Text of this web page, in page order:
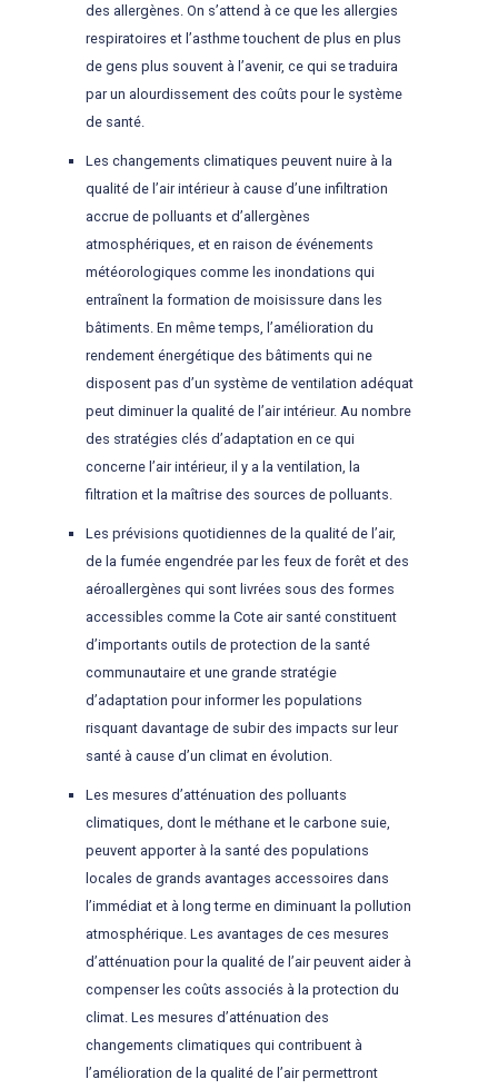
des allergènes. On s’attend à ce que les allergies
respiratoires et l’asthme touchent de plus en plus
de gens plus souvent à l’avenir, ce qui se traduira
par un alourdissement des coûts pour le système
de santé.
Les changements climatiques peuvent nuire à la
qualité de l’air intérieur à cause d’une infiltration
accrue de polluants et d’allergènes
atmosphériques, et en raison de événements
météorologiques comme les inondations qui
entraînent la formation de moisissure dans les
bâtiments. En même temps, l’amélioration du
rendement énergétique des bâtiments qui ne
disposent pas d’un système de ventilation adéquat
peut diminuer la qualité de l’air intérieur. Au nombre
des stratégies clés d’adaptation en ce qui
concerne l’air intérieur, il y a la ventilation, la
filtration et la maîtrise des sources de polluants.
Les prévisions quotidiennes de la qualité de l’air,
de la fumée engendrée par les feux de forêt et des
aéroallergènes qui sont livrées sous des formes
accessibles comme la Cote air santé constituent
d’importants outils de protection de la santé
communautaire et une grande stratégie
d’adaptation pour informer les populations
risquant davantage de subir des impacts sur leur
santé à cause d’un climat en évolution.
Les mesures d’atténuation des polluants
climatiques, dont le méthane et le carbone suie,
peuvent apporter à la santé des populations
locales de grands avantages accessoires dans
l’immédiat et à long terme en diminuant la pollution
atmosphérique. Les avantages de ces mesures
d’atténuation pour la qualité de l’air peuvent aider à
compenser les coûts associés à la protection du
climat. Les mesures d’atténuation des
changements climatiques qui contribuent à
l’amélioration de la qualité de l’air permettront